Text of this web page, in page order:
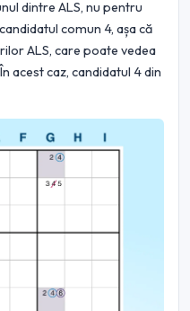
dintre ALS, nu pentru
comun 4, așa că
ALS, care poate vedea
acest caz, candidatul 4 din